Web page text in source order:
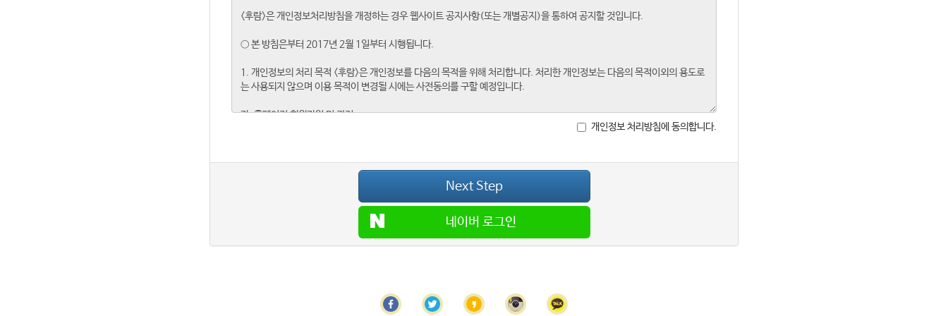
개인정보 처리방침에 동의합니다.
Next Step
네이버 로그인